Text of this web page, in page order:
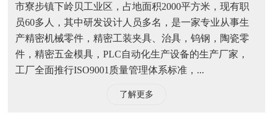
市寮步镇下岭贝工业区，占地面积2000平方米，现有职
员60多人，其中研发设计人员多名，是一家专业从事生
产精密机械零件，精密工装夹具、治具，钨钢，陶瓷零
件，精密五金模具，PLC自动化生产设备的生产厂家，
工厂全面推行ISO9001质量管理体系标准，...
了解更多